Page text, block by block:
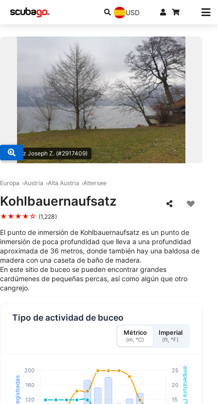
USD
© Franz Joseph Z. (#2917409)
Europa Austria Alta Austria Attersee
Kohlbauernaufsatz
★★★★☆ (1,228)
El punto de inmersión de Kohlbauernaufsatz es un punto de
inmersión de poca profundidad que lleva a una profundidad
aproximada de 36 metros, donde también hay una baldosa de
madera con una caseta de baño de madera.
En este sitio de buceo se pueden encontrar grandes
cardúmenes de pequeñas percas, así como algún que otro
cangrejo.
Tipo de actividad de buceo
Métrico
(m, °C)
Imperial
(ft, °F)